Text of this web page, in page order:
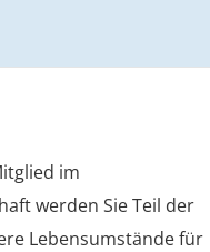
im
werden Sie Teil der
Lebensumstände für